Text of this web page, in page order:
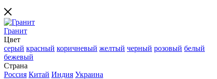
Гранит
Цвет
серый красный коричневый желтый черный розовый белый
бежевый
Страна
Россия Китай Индия Украина